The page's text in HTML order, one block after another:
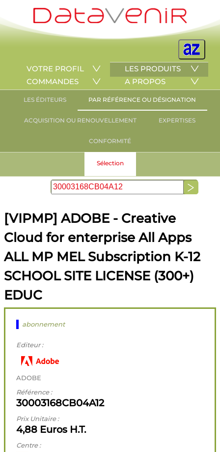
VOTRE PROFIL
LES PRODUITS
COMMANDES
A PROPOS
LES ÉDITEURS PAR RÉFÉRENCE OU DÉSIGNATION
ACQUISITION OU RENOUVELLEMENT EXPERTISES
CONFORMITÉ
Sélection
[VIPMP] ADOBE - Creative
Cloud for enterprise All Apps
ALL MP MEL Subscription K-12
SCHOOL SITE LICENSE (300+)
EDUC
abonnement
Editeur :
ADOBE
Référence :
30003168CB04A12
Prix Unitaire :
4,88 Euros H.T.
Centre :